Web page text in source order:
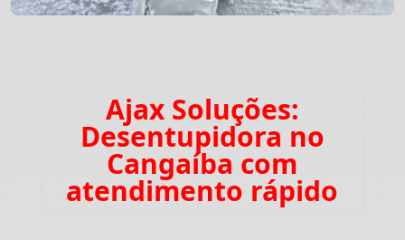
Ajax Soluções:
Desentupidora no
Cangaíba com
atendimento rápido